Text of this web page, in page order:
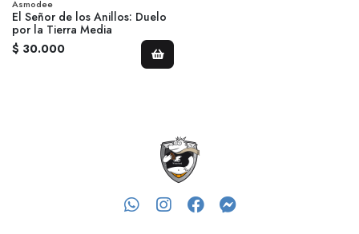
Asmodee
El Señor de los Anillos: Duelo
por la Tierra Media
$ 30.000